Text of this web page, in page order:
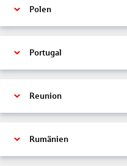
Polen
Portugal
Reunion
Rumänien